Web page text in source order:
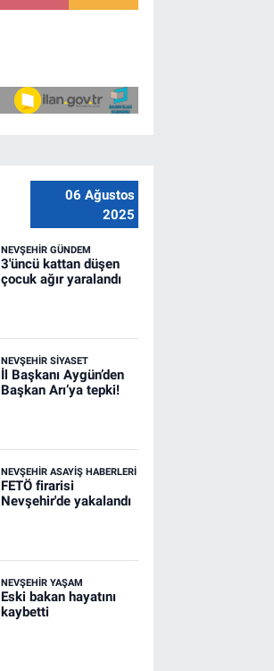
06 Ağustos
2025
NEVŞEHIR GÜNDEM
3'üncü kattan düşen
çocuk ağır yaralandı
NEVŞEHIR SIYASET
İl Başkanı Aygün’den
Başkan Arı’ya tepki!
NEVŞEHIR ASAYIŞ HABERLERI
FETÖ firarisi
Nevşehir'de yakalandı
NEVŞEHIR YAŞAM
Eski bakan hayatını
kaybetti